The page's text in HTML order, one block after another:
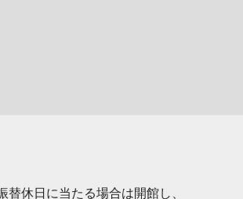
替休日に当たる場合は開館し、